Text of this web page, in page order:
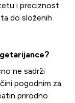
i preciznost
do složenih
ne sadrži
pogodnim za
prirodno